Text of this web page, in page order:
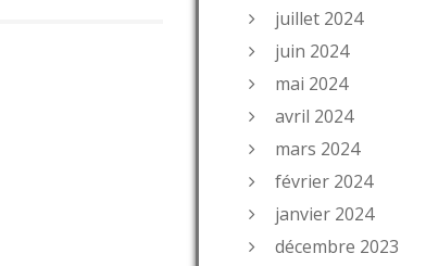
juillet 2024
juin 2024
mai 2024
avril 2024
mars 2024
février 2024
janvier 2024
décembre 2023